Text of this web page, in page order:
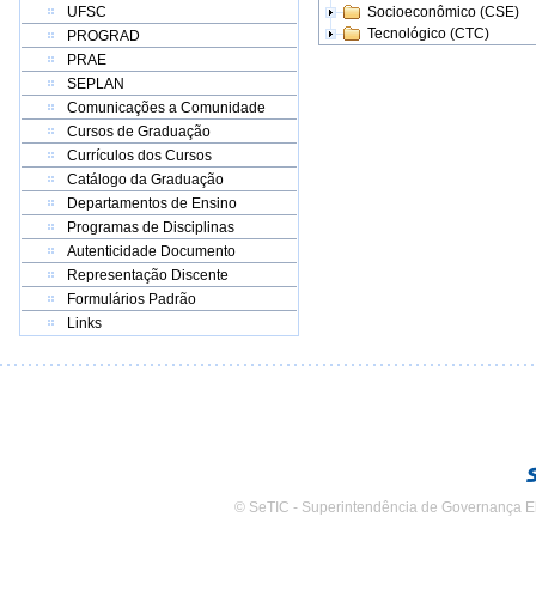
UFSC
PROGRAD
PRAE
SEPLAN
Comunicações a Comunidade
Cursos de Graduação
Currículos dos Cursos
Catálogo da Graduação
Departamentos de Ensino
Programas de Disciplinas
Autenticidade Documento
Representação Discente
Formulários Padrão
Links
Socioeconômico (CSE)
Tecnológico (CTC)
© SeTIC - Superintendência de Governança